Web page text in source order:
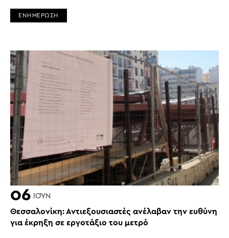
ΕΝΗΜΕΡΩΣΗ
06 ΙΟΎΝ
Θεσσαλονίκη: Αντιεξουσιαστές ανέλαβαν την ευθύνη
για έκρηξη σε εργοτάξιο του μετρό